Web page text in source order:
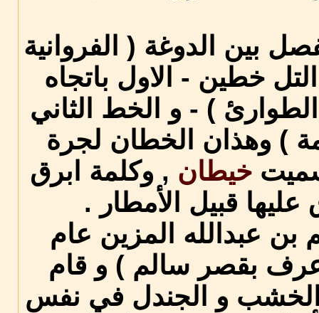
بين الدوغة ( الفروانية
خطين - الاول باتجاه
) - و الخط الثاني
) وهذان الخطان لجرة
سميتخيطان , وكلمة ابرق
قبيل الأمطار .
عبدالله المزين عام
( عرف بقصر سالم ) و قام
الخشب و الجندل في نفس